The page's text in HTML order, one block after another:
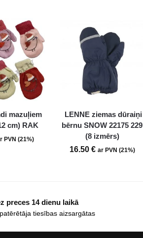
mazuļiem
cm) RAK
PVN (21%)
LENNE ziemas dūraiņi
bērnu SNOW 22175 229
(8 izmērs)
16.50 € ar PVN (21%)
preces 14 dienu laikā
tiesības aizsargātas